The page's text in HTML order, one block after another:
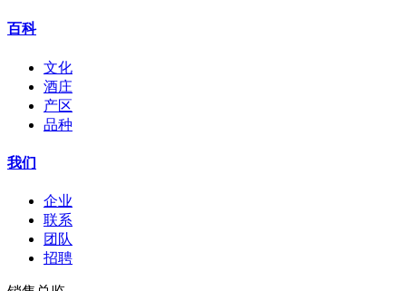
百科
文化
酒庄
产区
品种
我们
企业
联系
团队
招聘